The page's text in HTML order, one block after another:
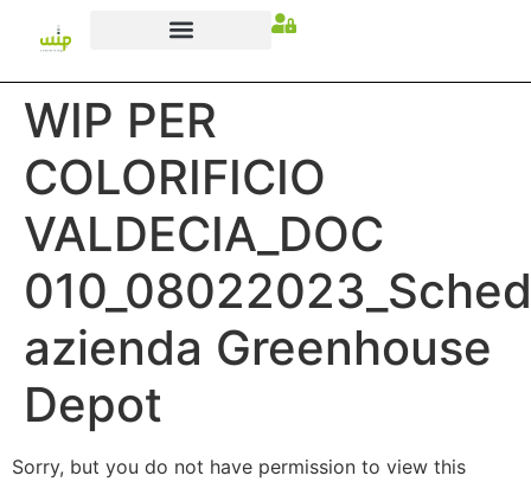
WIP PER
COLORIFICIO
VALDECIA_DOC
azienda Greenhouse
Depot
Sorry, but you do not have permission to view this